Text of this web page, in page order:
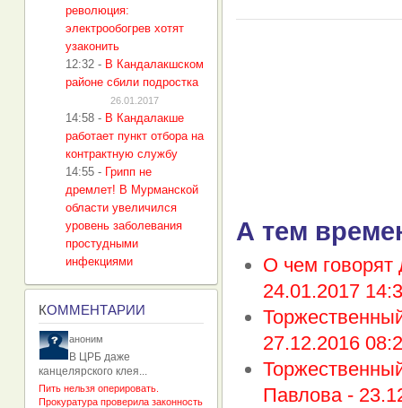
А тем
О чем говорят
24.01.2017
27.12.2016
Павлова -
революция:
электрообогрев хотят
узаконить
12:32 - В Кандалакшском
районе сбили подростка
26.01.2017
14:58 - В Кандалакше
работает пункт отбора на
контрактную службу
14:55 - Грипп не
дремлет! В Мурманской
области увеличился
уровень заболевания
простудными
инфекциями
КОММЕНТАРИИ
аноним
В ЦРБ даже
канцелярского клея...
Пить нельзя оперировать.
Прокуратура проверила законность